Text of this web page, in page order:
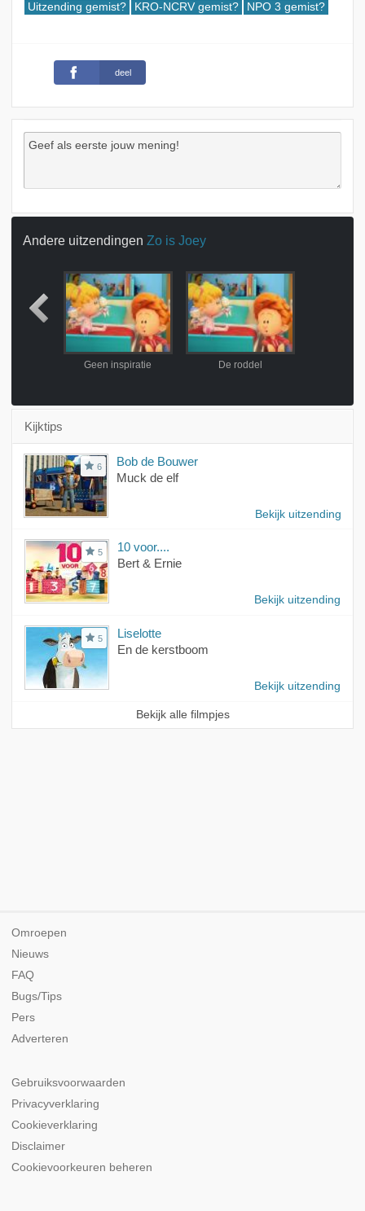
Uitzending gemist? KRO-NCRV gemist? NPO 3 gemist?
deel
Andere uitzendingen Zo is Joey
Geen inspiratie De roddel
Kijktips
6
Bob de Bouwer
Muck de elf
Bekijk uitzending
5
10 voor....
Bert & Ernie
Bekijk uitzending
5
Liselotte
En de kerstboom
Bekijk uitzending
Bekijk alle filmpjes
Omroepen
Nieuws
FAQ
Bugs/Tips
Pers
Adverteren
Gebruiksvoorwaarden
Privacyverklaring
Cookieverklaring
Disclaimer
Cookievoorkeuren beheren